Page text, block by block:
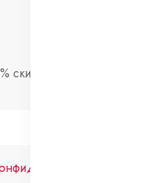
скидки на первый